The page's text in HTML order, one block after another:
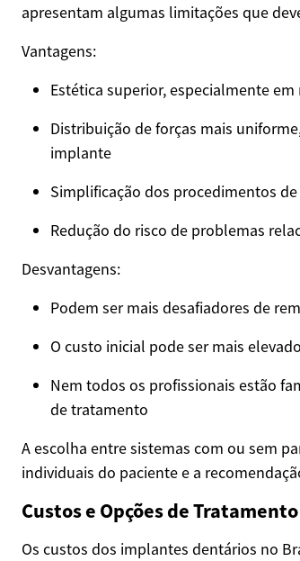
apresentam algumas limitações que
Vantagens:
Estética superior, especialmente
Distribuição de forças mais
implante
Simplificação dos procedimentos
Redução do risco de problemas
Desvantagens:
Podem ser mais desafiadores de
O custo inicial pode ser mais
Nem todos os profissionais estão
de tratamento
A escolha entre sistemas com ou sem
individuais do paciente e a
Custos e Opções de
Os custos dos implantes dentários no